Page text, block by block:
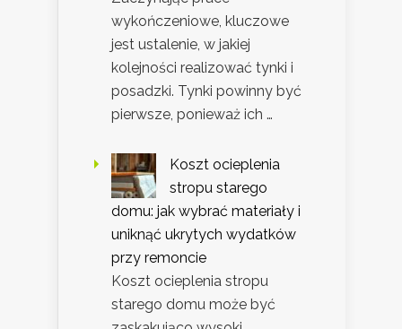
wykończeniowe, kluczowe
jest ustalenie, w jakiej
kolejności realizować tynki i
posadzki. Tynki powinny być
pierwsze, ponieważ ich …
Koszt ocieplenia
stropu starego
domu: jak wybrać materiały i
uniknąć ukrytych wydatków
przy remoncie
Koszt ocieplenia stropu
starego domu może być